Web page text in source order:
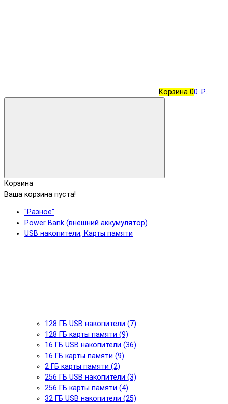
Корзина 00 ₽.
Корзина
Ваша корзина пуста!
"Разное"
Power Bank (внешний аккумулятор)
USB накопители, Карты памяти
128 ГБ USB накопители (7)
128 ГБ карты памяти (9)
16 ГБ USB накопители (36)
16 ГБ карты памяти (9)
2 ГБ карты памяти (2)
256 ГБ USB накопители (3)
256 ГБ карты памяти (4)
32 ГБ USB накопители (25)